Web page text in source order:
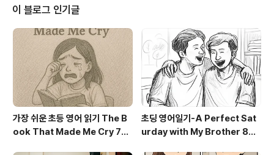
window.짝인 다온이는 창가 근처를 쓸고 있었어요.(swe
ep: 쓸다)Bora started to sweep, too.보라도 같이 쓸
기 시작했어요.(start to: ~하기 시작하다)“Oops!” She
이 블로그 인기글
가장 쉬운 초등 영어 읽기 The B
ook That Made Me Cry 70
초딩 영어일기-A Perfect Sat
urday with My Brother 800